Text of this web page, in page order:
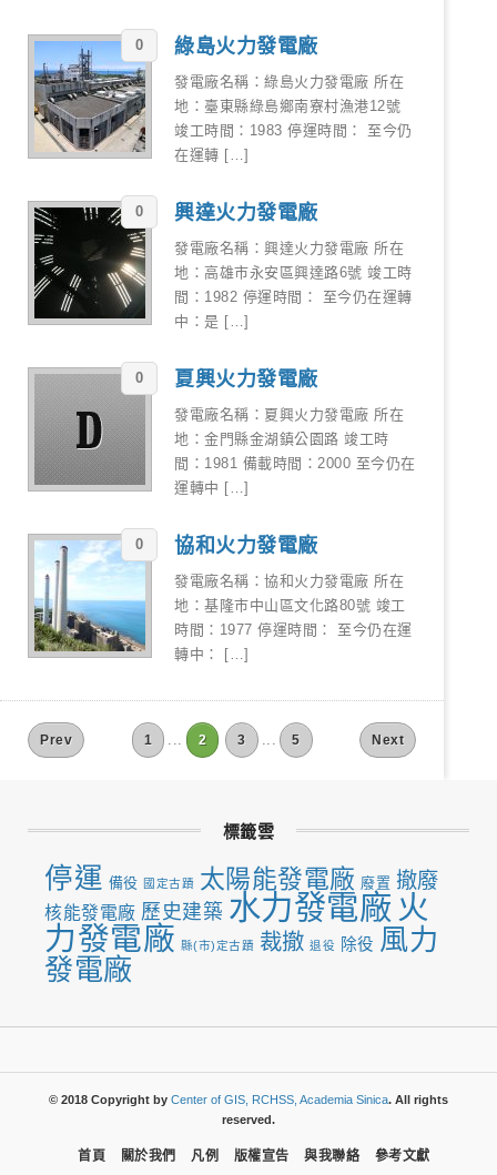
0 綠島火力發電廠
發電廠名稱：綠島火力發電廠 所在
地：臺東縣綠島鄉南寮村漁港12號
竣工時間：1983 停運時間： 至今仍
在運轉 […]
0 興達火力發電廠
發電廠名稱：興達火力發電廠 所在
地：高雄市永安區興達路6號 竣工時
間：1982 停運時間： 至今仍在運轉
中：是 […]
0 夏興火力發電廠
發電廠名稱：夏興火力發電廠 所在
地：金門縣金湖鎮公園路 竣工時
間：1981 備載時間：2000 至今仍在
運轉中 […]
0 協和火力發電廠
發電廠名稱：協和火力發電廠 所在
地：基隆市中山區文化路80號 竣工
時間：1977 停運時間： 至今仍在運
轉中： […]
Prev 1 2 3 5 Next
標籤雲
停運 備役 國定古蹟 太陽能發電廠 廢置 撤廢
核能發電廠 歷史建築 水力發電廠 火
力發電廠 縣(市)定古蹟 裁撤 退役 除役 風力
發電廠
© 2018 Copyright by Center of GIS, RCHSS, Academia Sinica. All rights
reserved.
首頁 關於我們 凡例 版權宣告 與我聯絡 參考文獻